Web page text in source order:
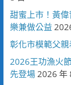
甜蜜上市！黃
樂兼做公益
彰化市模範父
2026王功漁火
先登場2026 年